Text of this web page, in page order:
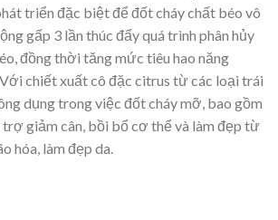
triển đặc biệt để đốt cháy chất béo vô
gấp 3 lần thúc đẩy quá trình phân hủy
đồng thời tăng mức tiêu hao năng
chiết xuất cô đặc citrus từ các loại trái
dụng trong việc đốt cháy mỡ, bao gồm
trợ giảm cân, bồi bổ cơ thể và làm đẹp từ
hóa, làm đẹp da.